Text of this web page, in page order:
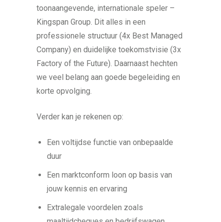
toonaangevende, internationale speler –
Kingspan Group. Dit alles in een
professionele structuur (4x Best Managed
Company) en duidelijke toekomstvisie (3x
Factory of the Future). Daarnaast hechten
we veel belang aan goede begeleiding en
korte opvolging.
Verder kan je rekenen op:
Een voltijdse functie van onbepaalde
duur
Een marktconform loon op basis van
jouw kennis en ervaring
Extralegale voordelen zoals